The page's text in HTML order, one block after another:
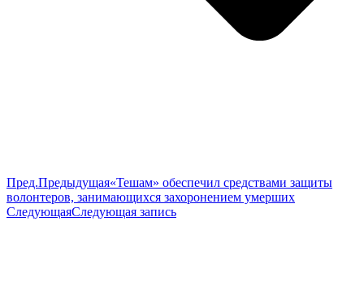
Пред.Предыдущая«Тешам» обеспечил средствами защиты
волонтеров, занимающихся захоронением умерших
СледующаяСледующая запись